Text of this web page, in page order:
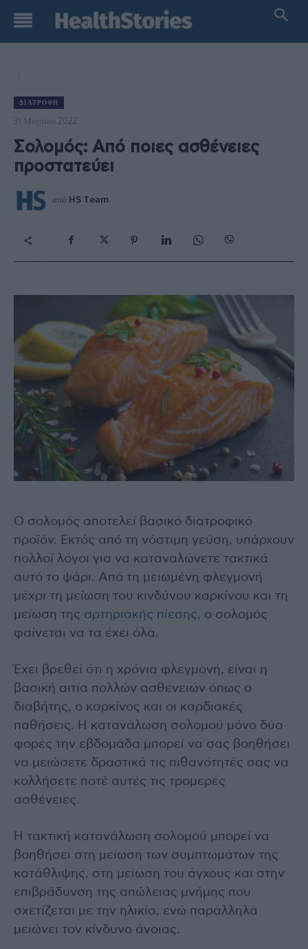
ΔΙΑΤΡΟΦΉ
31 Μαρτίου 2022
Σολομός: Από ποιες ασθένειες
προστατεύει
από HS Team
Ο σολομός αποτελεί βασικό διατροφικό
προϊόν. Εκτός από τη νόστιμη γεύση, υπάρχουν
πολλοί λόγοι για να καταναλώνετε τακτικά
αυτό το ψάρι. Από τη μειωμένη φλεγμονή
μέχρι τη μείωση του κινδύνου καρκίνου και τη
μείωση της αρτηριακής πίεσης, ο σολομός
φαίνεται να τα έχει όλα.
Έχει βρεθεί ότι η χρόνια φλεγμονή, είναι η
βασική αιτία πολλών ασθενειών όπως ο
διαβήτης, ο καρκίνος και οι καρδιακές
παθήσεις. Η κατανάλωση σολομού μόνο δύο
φορές την εβδομάδα μπορεί να σας βοηθήσει
να μειώσετε δραστικά τις πιθανότητές σας να
κολλήσετε ποτέ αυτές τις τρομερές
ασθένειες.
Η τακτική κατανάλωση σολομού μπορεί να
βοηθήσει στη μείωση των συμπτωμάτων της
κατάθλιψης, στη μείωση του άγχους και στην
επιβράδυνση της απώλειας μνήμης που
σχετίζεται με την ηλικία, ενώ παράλληλα
μειώνει τον κίνδυνο άνοιας.